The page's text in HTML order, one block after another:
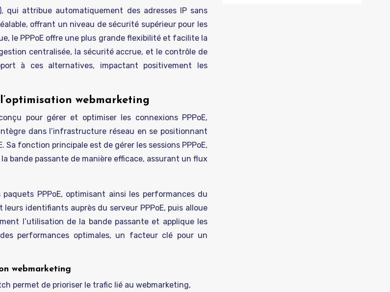
qui attribue automatiquement des adresses IP sans
offrant un niveau de sécurité supérieur pour les
le PPPoE offre une plus grande flexibilité et facilite la
centralisée, la sécurité accrue, et le contrôle de
à ces alternatives, impactant positivement les
webmarketing
pour gérer et optimiser les connexions PPPoE,
dans l’infrastructure réseau en se positionnant
Sa fonction principale est de gérer les sessions PPPoE,
bande passante de manière efficace, assurant un flux
PPPoE, optimisant ainsi les performances du
identifiants auprès du serveur PPPoE, puis alloue
l’utilisation de la bande passante et applique les
performances optimales, un facteur clé pour un
webmarketing
permet de prioriser le trafic lié au webmarketing,